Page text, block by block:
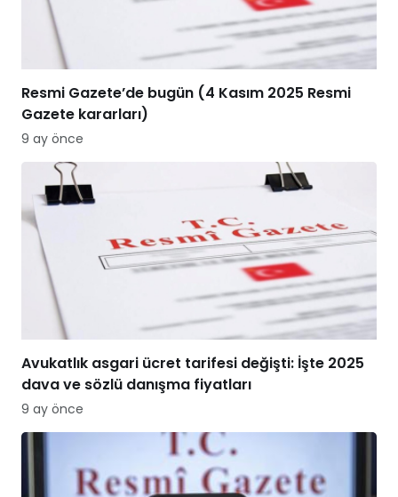
Resmi Gazete’de bugün (4 Kasım 2025 Resmi
Gazete kararları)
9 ay önce
Avukatlık asgari ücret tarifesi değişti: İşte 2025
dava ve sözlü danışma fiyatları
9 ay önce